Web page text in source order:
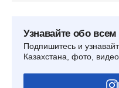
Узнавайте обо
Подпишитесь и
Казахстана, фото,